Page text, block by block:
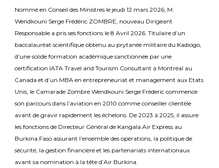
Nommé en Conseil des Ministres le jeudi 12 mars 2026, M.
Wendkouni Serge Frédéric ZOMBRE, nouveau Dirigeant
Responsable a pris ses fonctions le 8 Avril 2026. Titulaire d’un
baccalauréat scientifique obtenu au prytanée militaire du Kadiogo,
d’une solide formation académique sanctionnée par une
certification IATA Travel and Tourism Consultant à Montréal au
Canada et d’un MBA en entrepreneuriat et management aux Etats
Unis, le Camarade Zombre Wendkouni Serge Fréderic commence
son parcours dans l’aviation en 2010 comme conseiller clientèle
avant de gravir rapidement les échelons. De 2023 à 2025, il assure
les fonctions de Directeur Général de Kangala Air Express au
Burkina Faso assurant l’ensemble des opérations, la politique de
sécurité, la gestion financière et les partenariats internationaux
avant sa nomination à la tête d’Air Burkina.